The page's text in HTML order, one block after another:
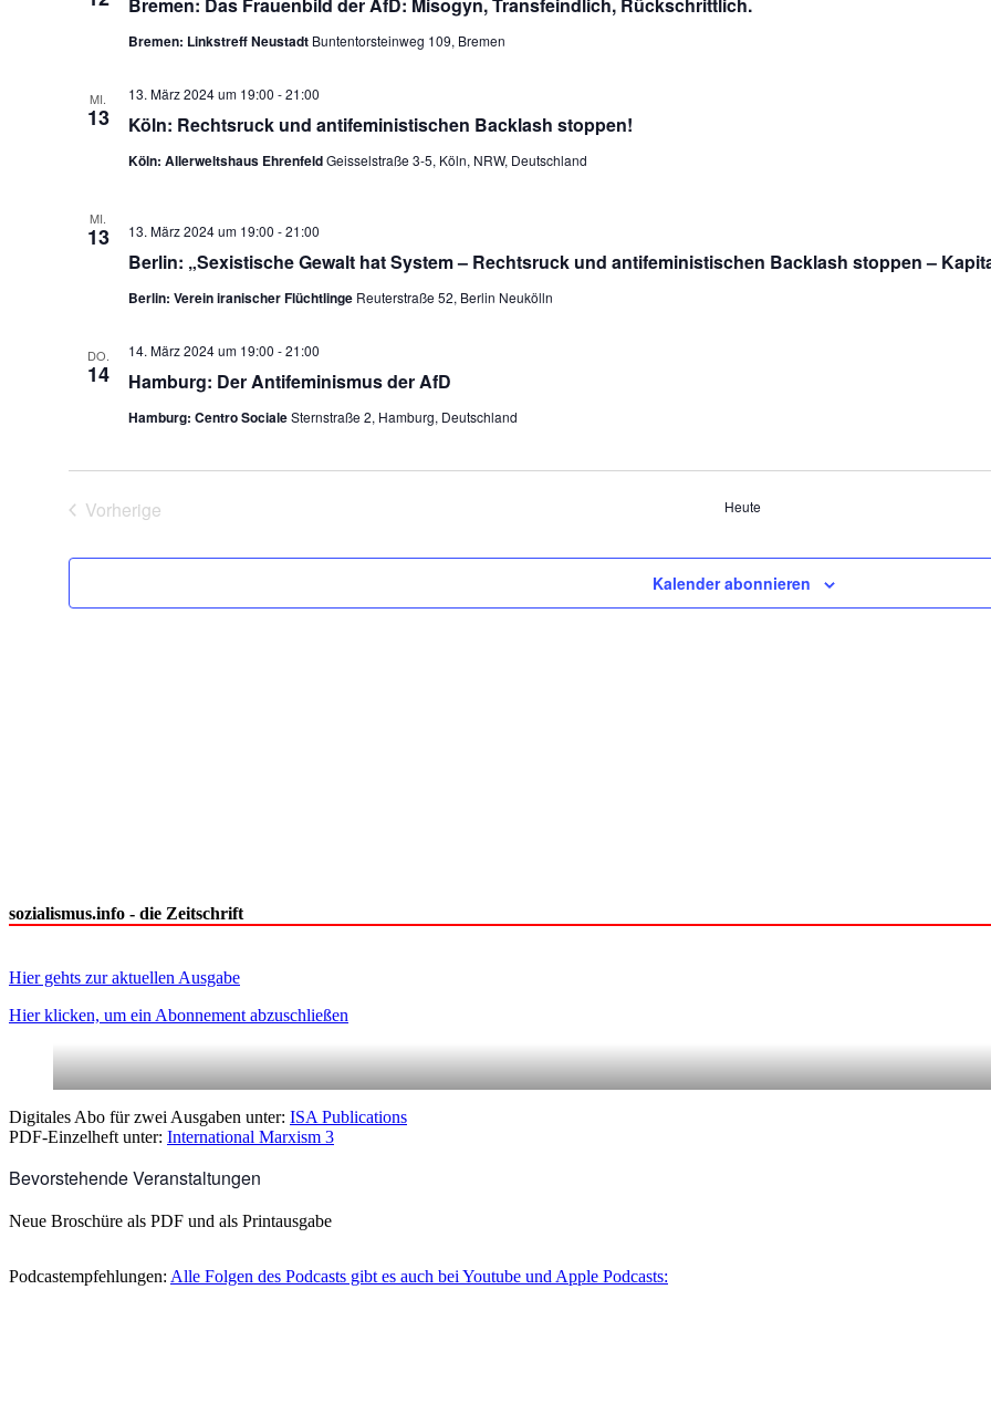
Bremen: Linkstreff Neustadt Buntentorsteinweg 109, Bremen
MI.
13 Köln: Rechtsruck und antifeministischen Backlash stoppen!
13. März 2024 um 19:00 -21:00
Köln: Allerweltshaus EhrenfeldGeisselstraße 3-5, Köln, NRW, Deutschland
MI.
13
Berlin: „Sexistische Gewalt hat System – Rechtsruck und antifeministischen Backlash stoppen –
13. März 2024 um 19:00 -21:00
Berlin: Verein iranischer Flüchtlinge Reuterstraße 52, Berlin Neukölln
DO.
14 Hamburg: Der Antifeminismus der AfD
14. März 2024 um 19:00 -21:00
Hamburg: Centro SocialeSternstraße 2, Hamburg, Deutschland
Vorherige
Heute
Kalender abonnieren
sozialismus.info - die Zeitschrift
Hier gehts zur aktuellen Ausgabe
Hier klicken, um ein Abonnement abzuschließen
Digitales Abo für zwei Ausgaben unter: ISA Publications
PDF-Einzelheft unter: International Marxism 3
Bevorstehende Veranstaltungen
Neue Broschüre als PDF und als Printausgabe
Podcastempfehlungen: Alle Folgen des Podcasts gibt es auch bei Youtube und Apple Podcasts: